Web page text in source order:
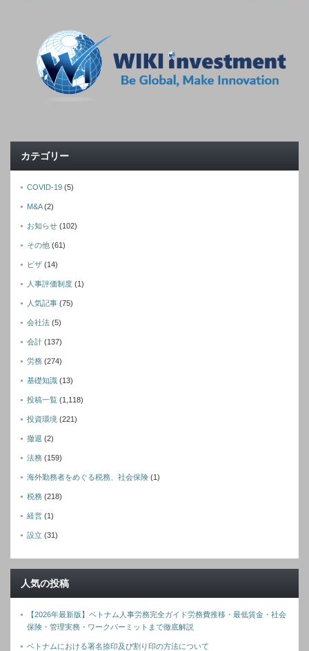
カテゴリー
COVID-19 (5)
M&A(2)
お知らせ (102)
その他 (61)
ビザ (14)
人事評価制度 (1)
人気記事 (75)
会社法 (5)
会計 (137)
労務 (274)
基礎知識 (13)
投稿一覧 (1,118)
投資環境 (221)
撤退 (2)
法務 (159)
海外勤務者をめぐる税務、社会保険 (1)
税務 (218)
経営 (1)
設立 (31)
人気の投稿
【2026年最新版】ベトナム人事労務完全ガイド労務費推移・最低賃金・社会
保険・管理実務・ワークパーミットまで徹底解説
ベトナムにおける署名捺印及び割り印の方法について